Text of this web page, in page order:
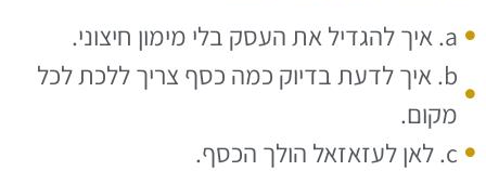
a. איך להגדיל את העסק בלי מימון חיצוני.
b. איך לדעת בדיוק כמה כסף צריך ללכת לכל
מקום.
c. לאן לעזאזאל הולך הכסף.